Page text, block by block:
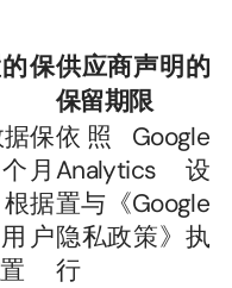
保供应商声明的
保留期限
保
月
根据
户
依照 Google
Analytics 设
置与《Google
隐私政策》执
行